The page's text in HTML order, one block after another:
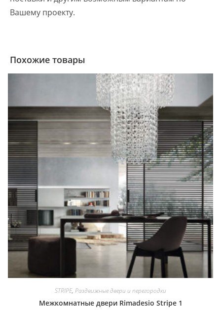
Вашему проекту.
Похожие товары
STRIPE, Раздвижные двери и перегородки
Межкомнатные двери Rimadesio Stripe 1